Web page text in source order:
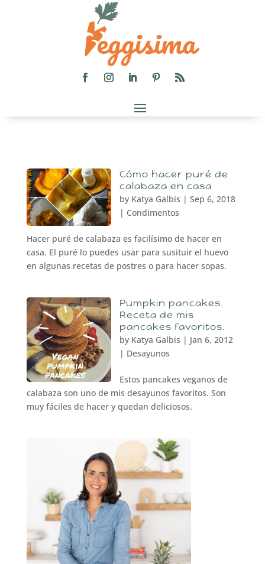
Cómo hacer puré de
calabaza en casa
by Katya Galbis |Sep 6, 2018
| Condimentos
Hacer puré de calabaza es facilísimo de hacer en
casa. El puré lo puedes usar para susituir el huevo
en algunas recetas de postres o para hacer sopas.
Pumpkin pancakes.
Receta de mis
pancakes favoritos.
by Katya Galbis | Jan 6, 2012
| Desayunos
Estos pancakes veganos de
calabaza son uno de mis desayunos favoritos. Son
muy fáciles de hacer y quedan deliciosos.